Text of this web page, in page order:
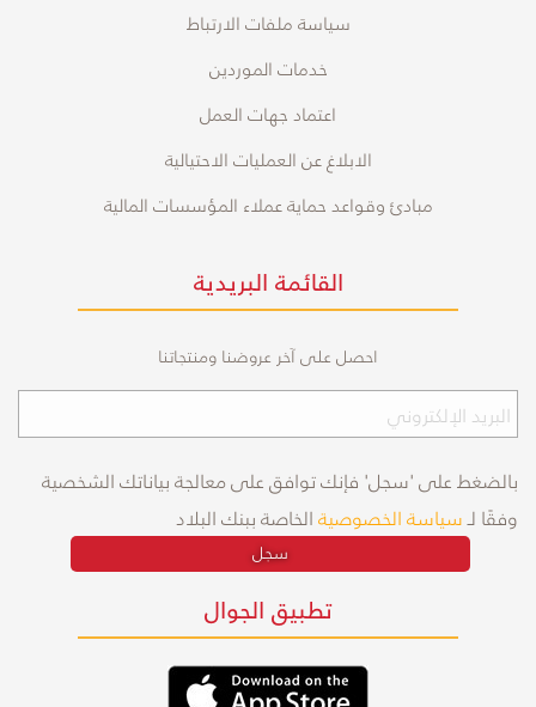
سياسة ملفات الارتباط
خدمات الموردين
اعتماد جهات العمل
الابلاغ عن العمليات الاحتيالية
مبادئ وقواعد حماية عملاء المؤسسات المالية
القائمة البريدية
احصل على آخر عروضنا ومنتجاتنا
بالضغط على 'سجل' فإنك توافق على معالجة بياناتك الشخصية
وفقًا لـسياسة الخصوصيةالخاصة ببنك البلاد
سجل
تطبيق الجوال